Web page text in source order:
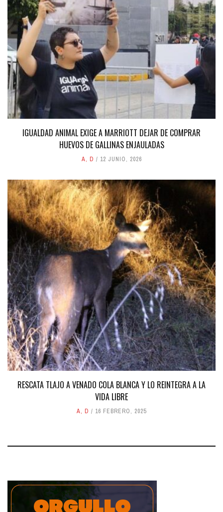
IGUALDAD ANIMAL EXIGE A MARRIOTT DEJAR DE COMPRAR
HUEVOS DE GALLINAS ENJAULADAS
A, D 12 JUNIO, 2026
RESCATA TLAJO A VENADO COLA BLANCA Y LO REINTEGRA A LA
VIDA LIBRE
A, D 16 FEBRERO, 2025